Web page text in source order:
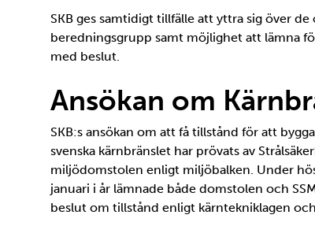
SKB ges samtidigt tillfälle att yttra sig över
beredningsgrupp samt möjlighet att lämna
med beslut.
Ansökan om
SKB:s ansökan om att få tillstånd för att
svenska kärnbränslet har prövats av
miljödomstolen enligt miljöbalken. Under
januari i år lämnade både domstolen och
beslut om tillstånd enligt kärntekniklagen